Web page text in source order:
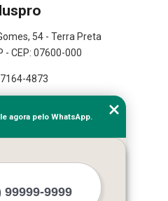
54 - Terra Preta
- CEP: 07600-000
4873
do site
agora pelo WhatsApp.